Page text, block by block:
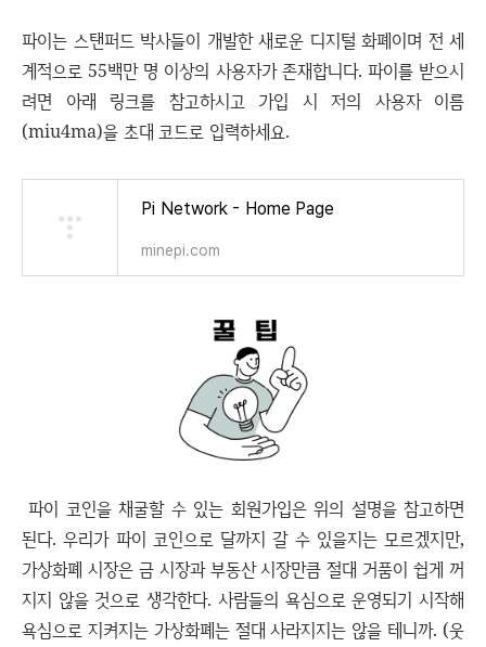
파이는 스탠퍼드 박사들이 개발한 새로운 디지털 화폐이며 전 세
계적으로 55백만 명 이상의 사용자가 존재합니다. 파이를 받으시
려면 아래 링크를 참고하시고 가입 시 저의 사용자 이름
(miu4ma)을 초대 코드로 입력하세요.
Pi Network - Home Page
minepi.com
파이 코인을 채굴할 수 있는 회원가입은 위의 설명을 참고하면
된다. 우리가 파이 코인으로 달까지 갈 수 있을지는 모르겠지만,
가상화폐 시장은 금 시장과 부동산 시장만큼 절대 거품이 쉽게 꺼
지지 않을 것으로 생각한다. 사람들의 욕심으로 운영되기 시작해
욕심으로 지켜지는 가상화폐는 절대 사라지지는 않을 테니까. (웃